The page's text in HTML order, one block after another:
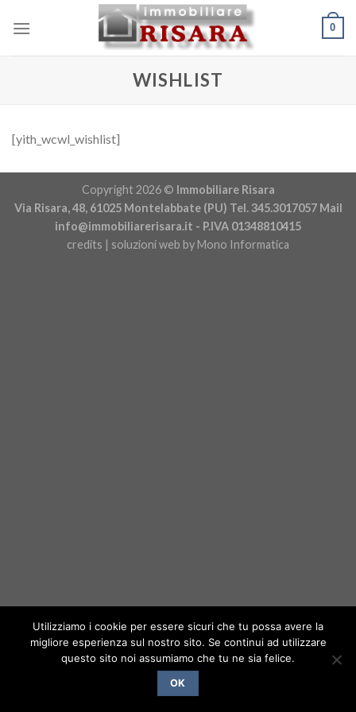
0
WISHLIST
[yith_wcwl_wishlist]
Copyright 2026 © Immobiliare Risara
Via Risara, 48, 61025 Montelabbate (PU) Tel. 345.3017057 Mail
info@immobiliarerisara.it - P.IVA 01348810415
credits | soluzioni web by Mono Informatica
Utilizziamo i cookie per essere sicuri che tu possa avere la
migliore esperienza sul nostro sito. Se continui ad utilizzare
questo sito noi assumiamo che tu ne sia felice.
OK